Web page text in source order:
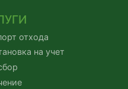
отхода
на учет